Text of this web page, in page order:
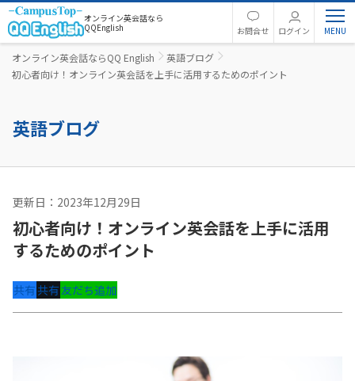
オンライン英会話なら
QQEnglish
お問合せ ログイン
オンライン英会話ならQQ English
英語ブログ
初心者向け！オンライン英会話を上手に活用するためのポイント
英語ブログ
更新日：2023年12月29日
初心者向け！オンライン英会話を上手に活用
するためのポイント
共有共有友だち追加